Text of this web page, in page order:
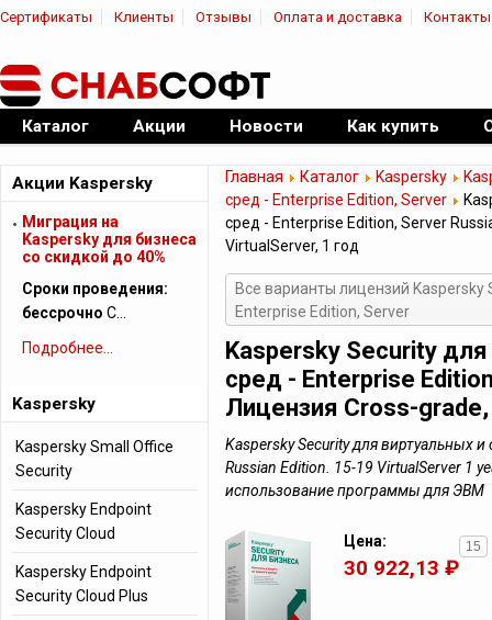
Сертификаты Клиенты Отзывы Оплата и доставка Контакты
Официальный дилер ПО
Каталог Акции Новости Как купить
Главная Каталог Kaspersky
сред - Enterprise Edition, Server
сред - Enterprise Edition, Server
VirtualServer, 1 год
Все варианты лицензий
Enterprise Edition, Server
Kaspersky Security
сред - Enterprise
Лицензия Cross-
Kaspersky Security для виртуальных
Russian Edition. 15-19 VirtualServer 1
использование программы для ЭВМ
Цена:
30 922,13 ₽
Акции Kaspersky
Миграция на
Kaspersky для бизнеса
cо скидкой до 40%
Сроки проведения:
бессрочно С…
Подробнее...
Kaspersky
Kaspersky Small Office
Security
Kaspersky Endpoint
Security Cloud
Kaspersky Endpoint
Security Cloud Plus